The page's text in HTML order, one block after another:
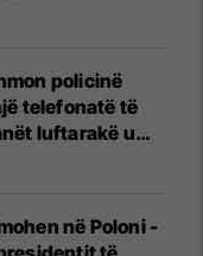
policinë
telefonatë të
luftarakë u
të
në Poloni -